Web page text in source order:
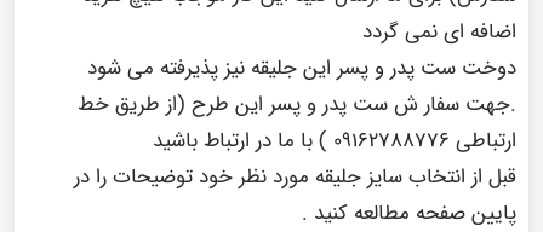
اضافه ای نمی گردد
دوخت ست پدر و پسر این جلیقه نیز پذیرفته می شود
.جهت سفار ش ست پدر و پسر این طرح (از طریق خط
ارتباطی ۰۹۱۶۲۷۸۸۷۷۶ ) با ما در ارتباط باشید
قبل از انتخاب سایز جلیقه مورد نظر خود توضیحات را در
پایین صفحه مطالعه کنید .